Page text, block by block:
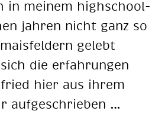
in mei­nem high­school­
jah­ren nicht ganz so
ge­lebt
die er­fah­run­gen
hier aus ih­rem
auf­ge­schrie­ben …